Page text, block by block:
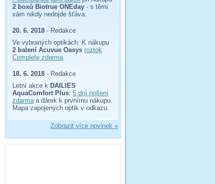
2 boxů Biotrue ONEday - s těmi
vám nikdy nedojde šťáva.
20. 6. 2018 - Redakce
Ve vybraných optikách: K nákupu
2 balení Acuvue Oasys roztok
Complete zdarma.
18. 6. 2018 - Redakce
Letní akce k DAILIES
AquaComfort Plus: 5 dní nošení
zdarmaa dárek k prvnímu nákupu.
Mapa zapojených optik v odkazu.
Zobrazit více novinek »